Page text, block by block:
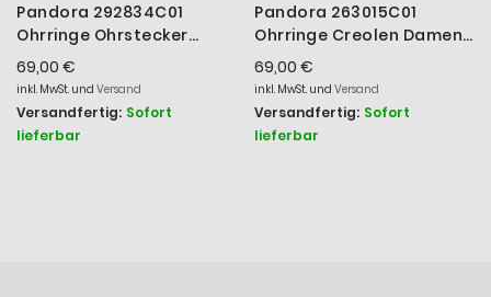
Pandora 292834C01
Ohrringe Ohrstecker
Damen Funkelnde Birnen-
Kranz Zirkon Silber
69,00 €
inkl. MwSt. und Versand
Versandfertig: Sofort
lieferbar
Pandora 263015C01
Ohrringe Creolen Damen
Funkelnde Huggie Zirkonia
Vergoldet
69,00 €
inkl. MwSt. und Versand
Versandfertig: Sofort
lieferbar